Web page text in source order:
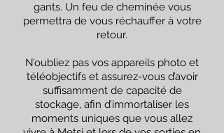
gants. Un feu de cheminée vous
permettra de vous réchauffer à votre
retour.
N’oubliez pas vos appareils photo et
téléobjectifs et assurez-vous d’avoir
suffisamment de capacité de
stockage, afin d’immortaliser les
moments uniques que vous allez